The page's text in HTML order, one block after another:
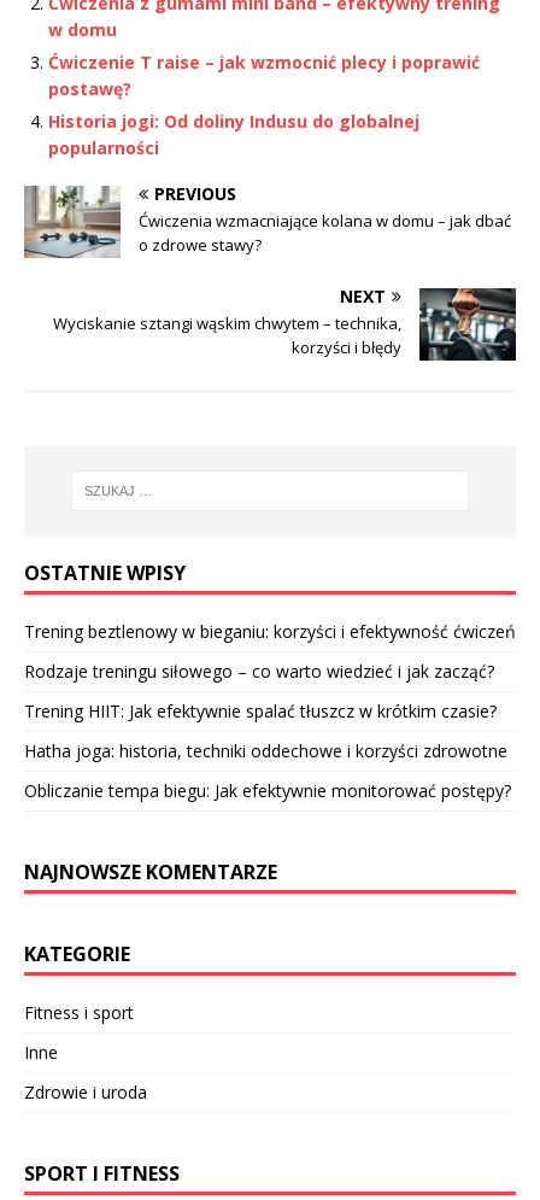
w domu
Ćwiczenie T raise – jak wzmocnić plecy i poprawić
postawę?
Historia jogi: Od doliny Indusu do globalnej
popularności
PREVIOUS
Ćwiczenia wzmacniające kolana w domu – jak dbać
o zdrowe stawy?
NEXT
Wyciskanie sztangi wąskim chwytem – technika,
korzyści i błędy
OSTATNIE WPISY
Trening beztlenowy w bieganiu: korzyści i efektywność ćwiczeń
Rodzaje treningu siłowego – co warto wiedzieć i jak zacząć?
Trening HIIT: Jak efektywnie spalać tłuszcz w krótkim czasie?
Hatha joga: historia, techniki oddechowe i korzyści zdrowotne
Obliczanie tempa biegu: Jak efektywnie monitorować postępy?
NAJNOWSZE KOMENTARZE
KATEGORIE
Fitness i sport
Inne
Zdrowie i uroda
SPORT I FITNESS